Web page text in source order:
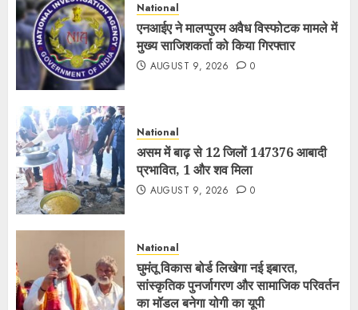
National
एनआईए ने मालप्पुरम अवैध विस्फोटक मामले में
मुख्य साजिशकर्ता को किया गिरफ्तार
AUGUST 9, 2026 0
National
असम में बाढ़ से 12 जिलों 147376 आबादी
प्रभावित, 1 और शव मिला
AUGUST 9, 2026 0
National
घुमंतू विकास बोर्ड लिखेगा नई इबारत,
सांस्कृतिक पुनर्जागरण और सामाजिक परिवर्तन
का मॉडल बनेगा योगी का यूपी